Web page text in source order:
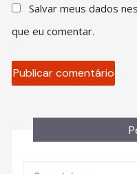
Salvar meus dados
que eu comentar.